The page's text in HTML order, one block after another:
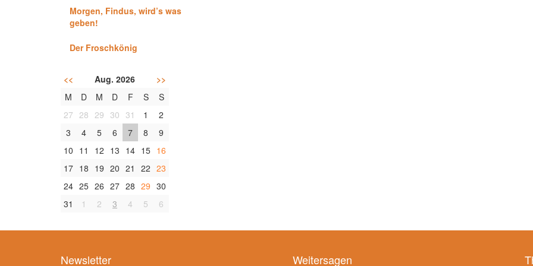
Morgen, Findus, wird’s was
geben!
Der Froschkönig
<< Aug. 2026
>>
M
D M D F S
S
27 28 29 30 31 1
2
3
4 5 6 7 8
9
10 11 12 13 14 15 16
17 18 19 20 21 22 23
24 25 26 27 28 29 30
31
1 2 3 4 5 6
Newsletter Weitersagen